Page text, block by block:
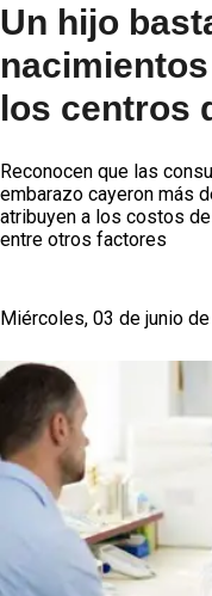
Un hijo
los centros
Reconocen que las
embarazo cayeron más
atribuyen a los costos
entre otros factores
Miércoles, 03 de junio